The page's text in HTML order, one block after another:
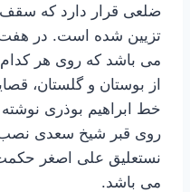
ضلعی قرار دارد که سقف
تزیین شده است. در
می باشد که روی هر
از بوستان و گلستان،
خط ابراهیم بوذری
روی قبر شیخ سعدی
نستعلیق علی اصغر
می باشد.